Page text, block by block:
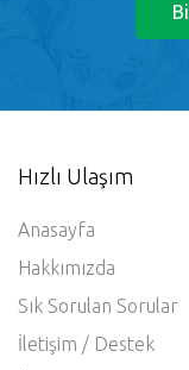
Hızlı Ulaşım
Anasayfa
Hakkımızda
Sık Sorulan Sorular
İletişim / Destek